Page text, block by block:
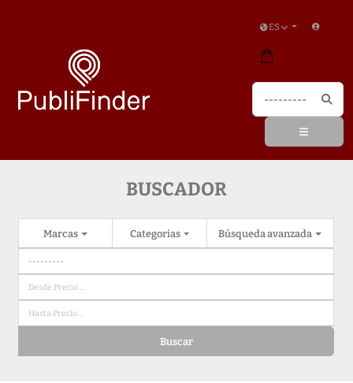
ES
BUSCADOR
Categorias
Marcas Búsqueda avanzada
Buscar